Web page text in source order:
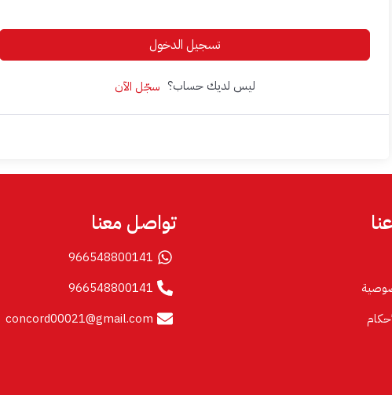
تسجيل الدخول
ليس لديك حساب؟ سجّل الآن
تواصل معنا
966548800141
966548800141
concord00021@gmail.com